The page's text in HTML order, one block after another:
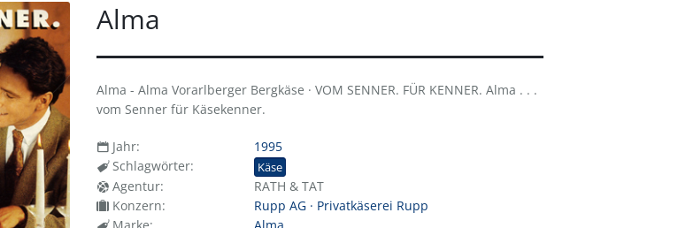
Alma
Alma - Alma Vorarlberger Bergkäse · VOM SENNER. FÜR KENNER. Alma . . .
vom Senner für Käsekenner.
Jahr:
1995
Schlagwörter:
Käse
Agentur:
RATH & TAT
Konzern:
Rupp AG · Privatkäserei Rupp